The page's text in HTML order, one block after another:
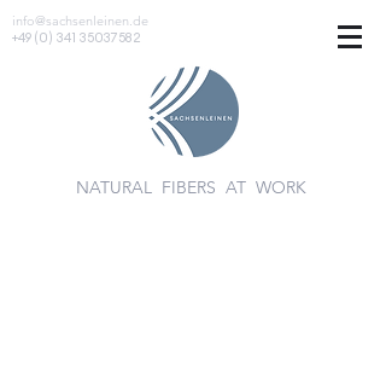
info@sachsenleinen.de
+49 (0) 341 35037582
NATURAL FIBERS AT WORK